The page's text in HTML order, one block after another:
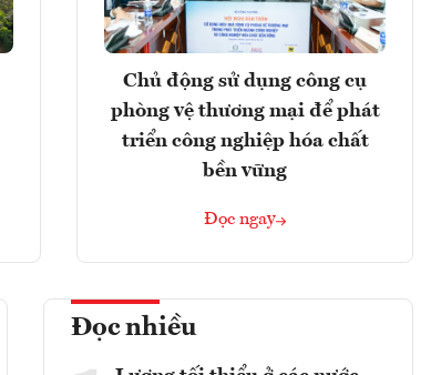
Chủ động sử dụng công cụ
phòng vệ thương mại để phát
triển công nghiệp hóa chất
bền vững
Đọc ngay
Đọc nhiều